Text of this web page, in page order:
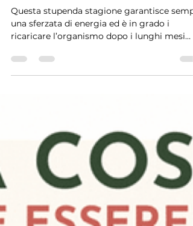
Beauty Coach
8 ago 2022
Tempo di lettura: 3 min
Self Care per l'estate
Questa stupenda stagione garantisce